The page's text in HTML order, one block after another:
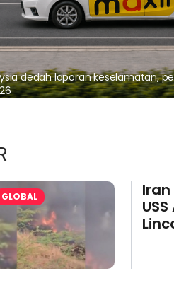
dedah laporan keselamatan,
GLOBAL